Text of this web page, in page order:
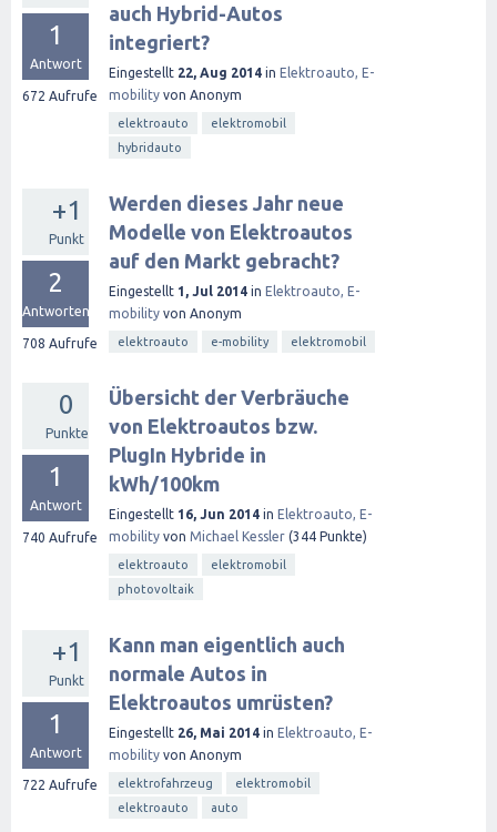
1
Antwort
672 Aufrufe
auch Hybrid-Autos
integriert?
Eingestellt 22, Aug 2014 in Elektroauto, E-
mobility von Anonym
elektroauto
elektromobil
hybridauto
+1
Punkt
2
Antworten
708 Aufrufe
Werden dieses Jahr neue
Modelle von Elektroautos
auf den Markt gebracht?
Eingestellt 1, Jul 2014 in Elektroauto, E-
mobility von Anonym
elektroauto e-mobility elektromobil
0
Punkte
1
Antwort
740 Aufrufe
Übersicht der Verbräuche
von Elektroautos bzw.
PlugIn Hybride in
kWh/100km
Eingestellt 16, Jun 2014 in Elektroauto, E-
mobility von Michael Kessler (344 Punkte)
elektroauto
elektromobil
photovoltaik
+1
Punkt
1
Antwort
722 Aufrufe
Kann man eigentlich auch
normale Autos in
Elektroautos umrüsten?
Eingestellt 26, Mai 2014 in Elektroauto, E-
mobility von Anonym
elektrofahrzeug
elektromobil
elektroauto
auto